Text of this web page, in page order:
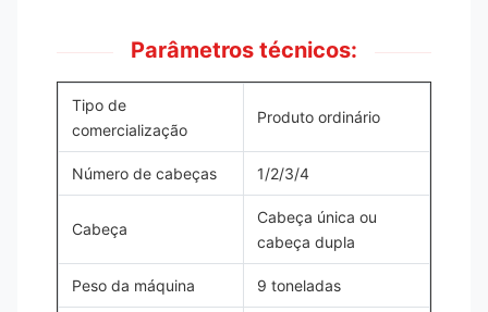
Parâmetros técnicos:
Tipo de
comercialização
Produto ordinário
Número de cabeças 1/2/3/4
Cabeça
Cabeça única ou
cabeça dupla
Peso da máquina 9 toneladas